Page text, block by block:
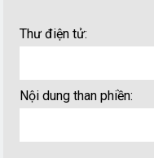
Thư điện tử:
Nội dung than phiền: